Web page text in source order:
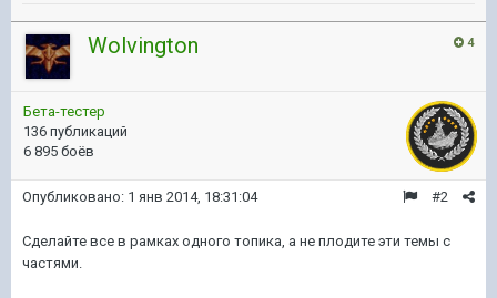
4
Wolvington
Бета-тестер
136 публикаций
6 895 боёв
#2
Опубликовано: 1 янв 2014, 18:31:04
Сделайте все в рамках одного топика, а не плодите эти темы с
частями.